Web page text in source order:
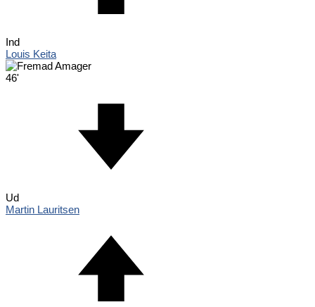
Ind
Louis Keita
46'
Ud
Martin Lauritsen